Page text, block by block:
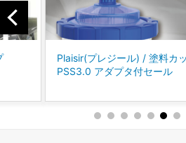
明治機械製作所 / Finer Ⅲ ス
売